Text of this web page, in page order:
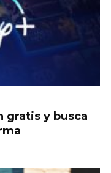
gratis y busca